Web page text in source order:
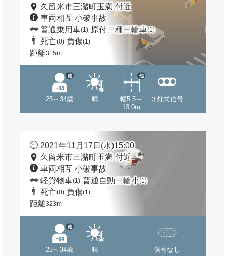
久留米市三潴町玉満 付近
車両相互 小破事故
普通乗用車(1) 原付二種二輪車(1)
死亡(0) 負傷(1)
距離315m
25～34歳
他
晴
幅5.5～
13.0m
他
３灯式信号
2021年11月17日(水)15:00
久留米市三潴町玉満 付近
車両相互 小破事故
軽貨物車(1) 普通自動二輪小(1)
死亡(0) 負傷(1)
距離323m
25～34歳
他
晴 信号なし